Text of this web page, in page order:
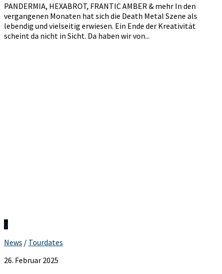
PANDERMIA, HEXABROT, FRANTIC AMBER & mehr In den
vergangenen Monaten hat sich die Death Metal Szene als
lebendig und vielseitig erwiesen. Ein Ende der Kreativität
scheint da nicht in Sicht. Da haben wir von...
0
News / Tourdates
26. Februar 2025